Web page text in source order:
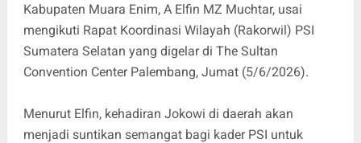
Kabupaten Muara Enim, A Elfin MZ Muchtar, usai
mengikuti Rapat Koordinasi Wilayah (Rakorwil) PSI
Sumatera Selatan yang digelar di The Sultan
Convention Center Palembang, Jumat (5/6/2026).
Menurut Elfin, kehadiran Jokowi di daerah akan
menjadi suntikan semangat bagi kader PSI untuk